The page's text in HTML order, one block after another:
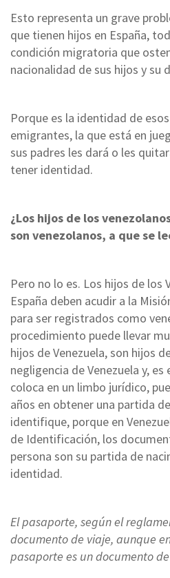
Esto representa un grave
que tienen hijos en España,
condición migratoria que
nacionalidad de sus hijos y su
Porque es la identidad de
emigrantes, la que está en
sus padres les dará o les
tener identidad.
¿Los hijos de los
son venezolanos, a que se
Pero no lo es. Los hijos de los
España deben acudir a la
para ser registrados como
procedimiento puede llevar
hijos de Venezuela, son hijos
negligencia de Venezuela y,
coloca en un limbo jurídico,
años en obtener una partida
identifique, porque en
de Identificación, los
persona son su partida de
identidad.
El pasaporte, según el
documento de viaje, aunque
pasaporte es un documento